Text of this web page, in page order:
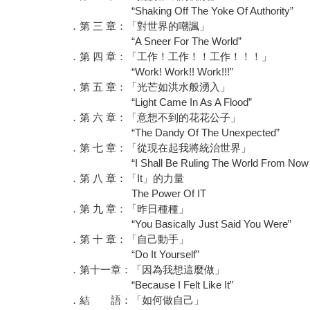
“Shaking Off The Yoke Of Authority”
．第 三 章：「對世界的嘲諷」
“A Sneer For The World”
．第 四 章：「工作！工作！！工作！！！」
“Work! Work!! Work!!!”
．第 五 章：「光芒如洪水般湧入」
“Light Came In As A Flood”
．第 六 章：「意想不到的花花公子」
“The Dandy Of The Unexpected”
．第 七 章：「從現在起我將統治世界」
“I Shall Be Ruling The World From Now
．第 八 章：「It」的力量
The Power Of IT
．第 九 章：「昨日種種」
“You Basically Just Said You Were”
．第 十 章：「自己動手」
“Do It Yourself”
．第十一章：「因為我想這麼做」
“Because I Felt Like It”
．結 語：「如何做自己」